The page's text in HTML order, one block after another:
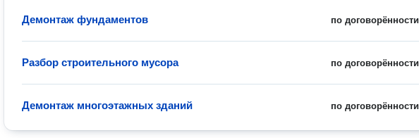
по договорённости
Демонтаж фундаментов
по договорённости
Разбор строительного мусора
по договорённости
Демонтаж многоэтажных зданий